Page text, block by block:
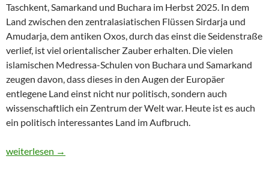
Taschkent, Samarkand und Buchara im Herbst 2025. In dem
Land zwischen den zentralasiatischen Flüssen Sirdarja und
Amudarja, dem antiken Oxos, durch das einst die Seidenstraße
verlief, ist viel orientalischer Zauber erhalten. Die vielen
islamischen Medressa-Schulen von Buchara und Samarkand
zeugen davon, dass dieses in den Augen der Europäer
entlegene Land einst nicht nur politisch, sondern auch
wissenschaftlich ein Zentrum der Welt war. Heute ist es auch
ein politisch interessantes Land im Aufbruch.
Usbekistan 2025: Unterwegs in einem Land im Aufbruch
weiterlesen →